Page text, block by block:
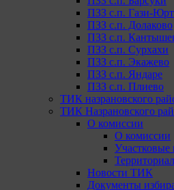
ПЗЗ с.п. Гази-Юрт
ПЗЗ с.п. Долаково
ПЗЗ с.п.
ПЗЗ с.п. Сурхахи
ПЗЗ с.п. Экажево
ПЗЗ с.п. Яндаре
ПЗЗ с.п. Плиево
ТИК назрановского
ТИК Назрановского
О комиссии
О комиссии
Участковые
Новости ТИК
Документы